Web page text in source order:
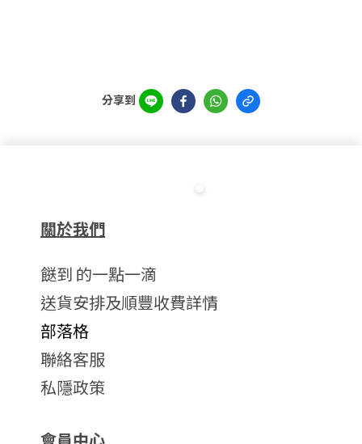
分享到
關於我們
餸到 的一點一滴
送貨安排及順豐收費詳情
部落格
聯絡客服
私隱政策